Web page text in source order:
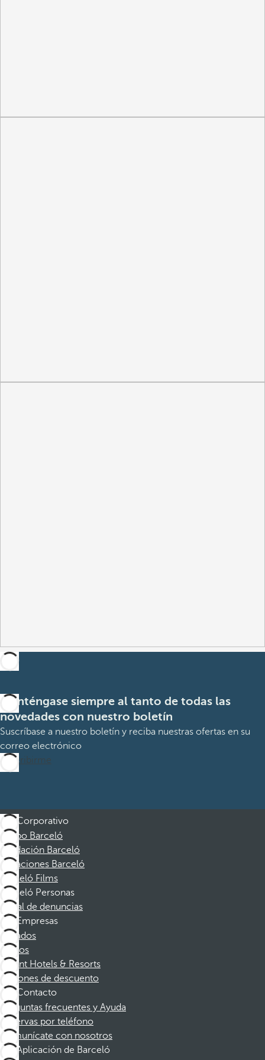
Manténgase siempre al tanto de todas las
novedades con nuestro boletín
Suscríbase a nuestro boletín y reciba nuestras ofertas en su
correo electrónico
Suscribirme
Corporativo
Grupo Barceló
Fundación Barceló
Vacaciones Barceló
Barceló Films
Barceló Personas
Canal de denuncias
Empresas
Afiliados
Socios
Dorint Hotels & Resorts
Cupones de descuento
Contacto
Preguntas frecuentes y Ayuda
Reservas por teléfono
Comunícate con nosotros
Aplicación de Barceló